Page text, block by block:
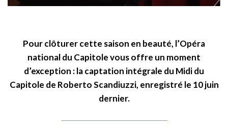
Pour clôturer cette saison en beauté, l’Opéra
national du Capitole vous offre un moment
d’exception : la captation intégrale du Midi du
Capitole de Roberto Scandiuzzi, enregistré le 10 juin
dernier.